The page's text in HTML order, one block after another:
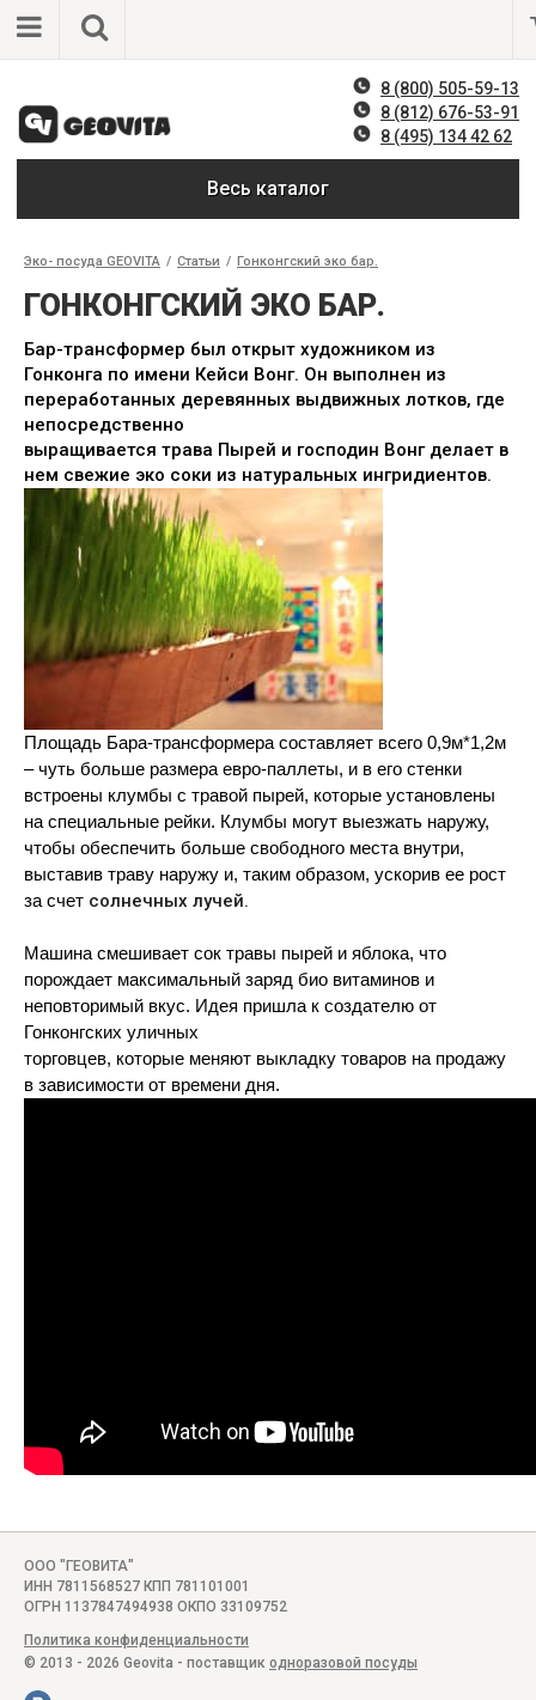
8 (800) 505-59-13
8 (812) 676-53-91
8 (495) 134 42 62
Весь каталог
Эко- посуда GEOVITA / Статьи / Гонконгский эко бар.
ГОНКОНГСКИЙ ЭКО БАР.
Бар-трансформер был открыт художником из
Гонконга по имени Кейси Вонг. Он выполнен из
переработанных деревянных выдвижных лотков, где
непосредственно
выращивается трава Пырей и господин Вонг делает в
нем свежие эко соки из натуральных ингридиентов.
Площадь Бара-трансформера составляет всего 0,9м*1,2м
– чуть больше размера евро-паллеты, и в его стенки
встроены клумбы с травой пырей, которые установлены
на специальные рейки. Клумбы могут выезжать наружу,
чтобы обеспечить больше свободного места внутри,
выставив траву наружу и, таким образом, ускорив ее рост
за счет солнечных лучей.
Машина смешивает сок травы пырей и яблока, что
порождает максимальный заряд био витаминов и
неповторимый вкус. Идея пришла к создателю от
Гонконгских уличных
торговцев, которые меняют выкладку товаров на продажу
в зависимости от времени дня.
ООО "ГЕОВИТА"
ИНН 7811568527 КПП 781101001
ОГРН 1137847494938 ОКПО 33109752
Политика конфиденциальности
© 2013 - 2026 Geovita - поставщик одноразовой посуды